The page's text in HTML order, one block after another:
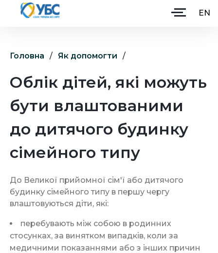
EN
Про Альянс
Партнери
Як допомогти
Ініціативи
Долучитися
Головна / Як допомогти /
Облік дітей, які можуть
бути влаштованими
до дитячого будинку
сімейного типу
До Великої прийомної сім'ї або дитячого
будинку сімейного типу в першу чергу
влаштовуються діти, які:
перебувають між собою в родинних
стосунках, за винятком випадків, коли за
медичними показаннями або з інших причин